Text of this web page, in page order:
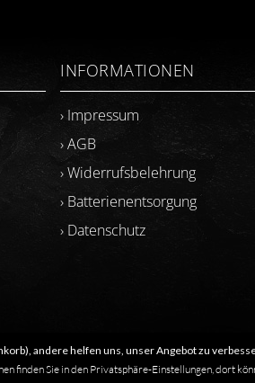
INFORMATIONEN
› Impressum
› AGB
› Widerrufsbelehrung
› Batterienentsorgung
› Datenschutz
06.2026
andere helfen uns, unser Angebot zu
Sie in den Privatsphäre-Einstellungen, dort